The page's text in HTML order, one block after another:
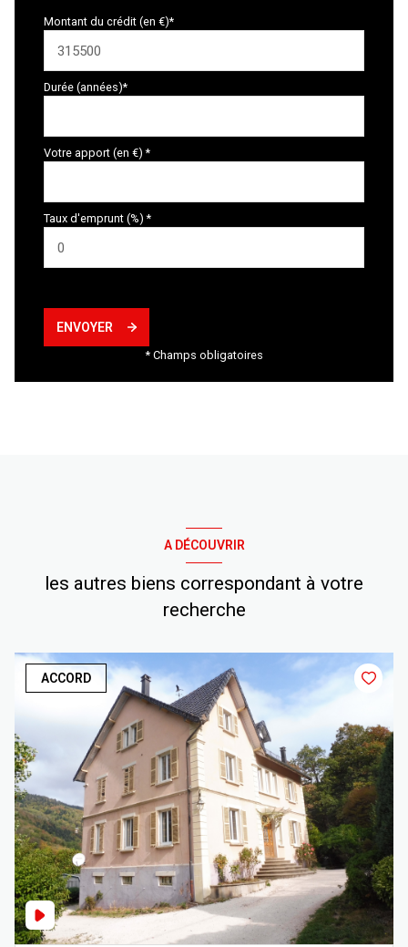
Montant du crédit (en €)*
Durée (années)*
Votre apport (en €) *
Taux d'emprunt (%) *
ENVOYER
* Champs obligatoires
A DÉCOUVRIR
les autres biens correspondant à votre
recherche
ACCORD